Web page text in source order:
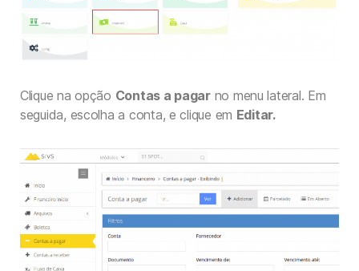
Clique na opção Contas a pagarno menu lateral. Em
seguida, escolha a conta, e clique em Editar.